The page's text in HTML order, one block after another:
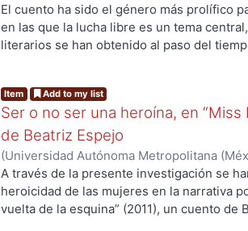
Bastida Aguilar, Leonardo
El cuento ha sido el género más prolífico
en las que la lucha libre es un tema
literarios se han obtenido al paso del
analizar la estructura y los elementos de
ambientados en el entorno de la lucha
establecer las características de los
construyeron sus narrativas y ubicar a los
modelos definidos de estructura
será que la tradición cuentística mexicana
las formas en que se escriben cuentos
Item Add to my list
Ser o no ser una heroína, en
de Beatriz Espejo
(Universidad Autónoma Metropolitana
Alvarado López, Guiselle Carolina
A través de la presente investigación se
heroicidad de las mujeres en la narrativa
vuelta de la esquina” (2011), un cuento